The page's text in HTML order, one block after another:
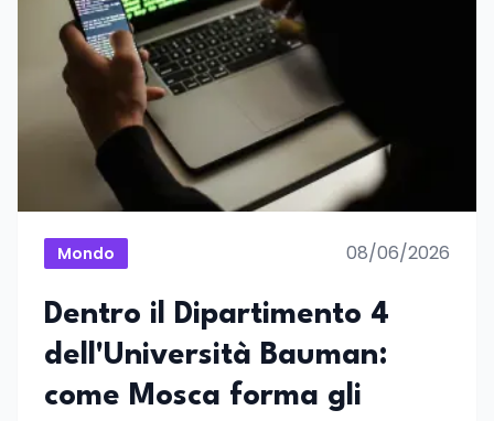
Mondo 08/06/2026
Dentro il Dipartimento 4
dell'Università Bauman:
come Mosca forma gli